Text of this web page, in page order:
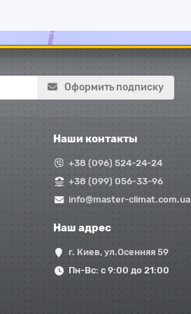
Оформить подписку
Наши контакты
+38 (096) 524-24-24
+38 (099) 056-33-96
info@master-climat.com.ua
Наш адрес
г. Киев, ул.Осенняя 59
Пн-Вс: с 9:00 до 21:00